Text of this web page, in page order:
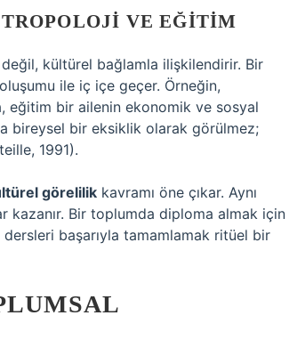
VE EĞITIM
değil, kültürel bağlamla ilişkilendirir. Bir
ile iç içe geçer. Örneğin,
eğitim bir ailenin ekonomik ve sosyal
bireysel bir eksiklik olarak görülmez;
1991).
görelilik kavramı öne çıkar. Aynı
kazanır. Bir toplumda diploma almak için
başarıyla tamamlamak ritüel bir